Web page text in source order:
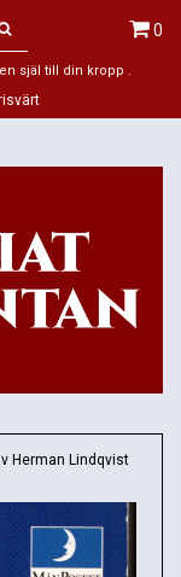
0
själ till din kropp .
Herman Lindqvist